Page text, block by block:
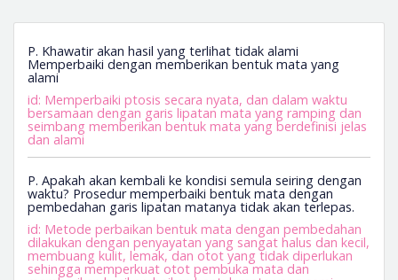
P. Khawatir akan hasil yang terlihat tidak alami
Memperbaiki dengan memberikan bentuk mata yang
alami
id: Memperbaiki ptosis secara nyata, dan dalam waktu
bersamaan dengan garis lipatan mata yang ramping dan
seimbang memberikan bentuk mata yang berdefinisi jelas
dan alami
P. Apakah akan kembali ke kondisi semula seiring dengan
waktu? Prosedur memperbaiki bentuk mata dengan
pembedahan garis lipatan matanya tidak akan terlepas.
id: Metode perbaikan bentuk mata dengan pembedahan
dilakukan dengan penyayatan yang sangat halus dan kecil,
membuang kulit, lemak, dan otot yang tidak diperlukan
sehingga memperkuat otot pembuka mata dan